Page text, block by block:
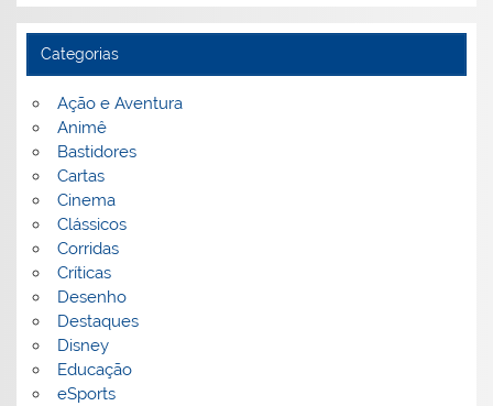
Categorias
Ação e Aventura
Animê
Bastidores
Cartas
Cinema
Clássicos
Corridas
Críticas
Desenho
Destaques
Disney
Educação
eSports